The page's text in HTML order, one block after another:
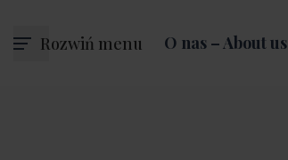
Rozwiń menu O nas – About us